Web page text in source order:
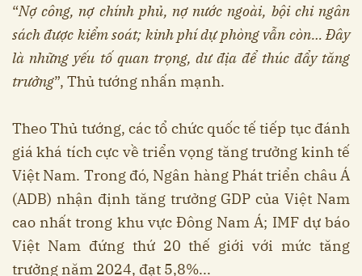
“Nợ công, nợ chính phủ, nợ nước ngoài, bội chi ngân
sách được kiểm soát; kinh phí dự phòng vẫn còn… Đây
là những yếu tố quan trọng, dư địa để thúc đẩy tăng
trưởng”, Thủ tướng nhấn mạnh.
Theo Thủ tướng, các tổ chức quốc tế tiếp tục đánh
giá khá tích cực về triển vọng tăng trưởng kinh tế
Việt Nam. Trong đó, Ngân hàng Phát triển châu Á
(ADB) nhận định tăng trưởng GDP của Việt Nam
cao nhất trong khu vực Đông Nam Á; IMF dự báo
Việt Nam đứng thứ 20 thế giới với mức tăng
trưởng năm 2024, đạt 5,8%...